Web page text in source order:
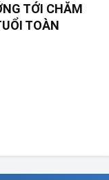
TỚI CHĂM
TOÀN